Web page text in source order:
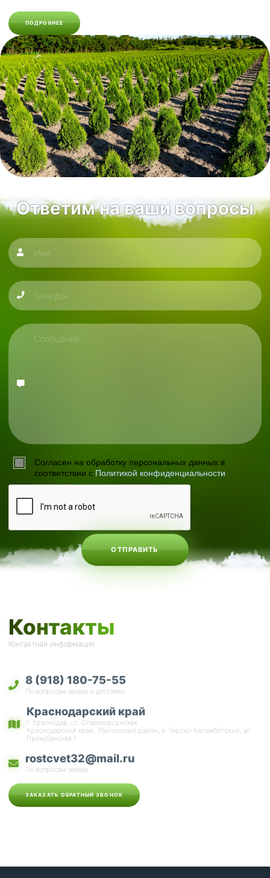
ПОДРОБНЕЕ
Ответим на ваши вопросы
Согласен на обработку персональных данных в
соответствии с Политикой конфиденциальности
ОТПРАВИТЬ
Контакты
Контактная информация
8 (918) 180-75-55
По вопросам заказа и доставки
Краснодарский край
г. Краснодар, ст. Старокорсунская
Краснодарский край, Тбилисский район, х. Терско-Каламбетский, ул.
Прикубанская 1
rostcvet32@mail.ru
По вопросам заказа
ЗАКАЗАТЬ ОБРАТНЫЙ ЗВОНОК